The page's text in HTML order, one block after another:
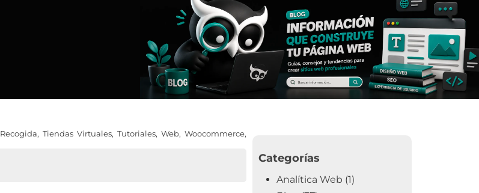
Recogida, Tiendas Virtuales, Tutoriales, Web, Woocommerce,
Categorías
Analítica Web (1)